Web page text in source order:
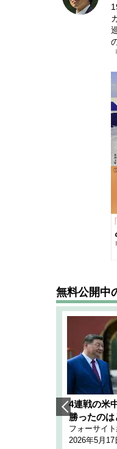
無料公開中
4連戦の米
勝ったの
フォーサイ
2026年5月17